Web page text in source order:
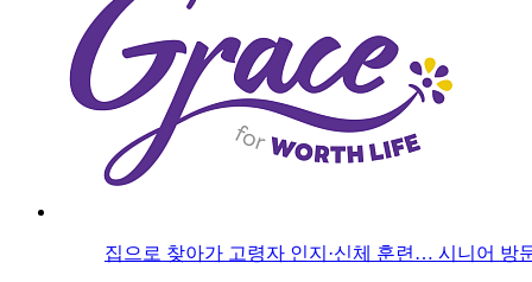
집으로 찾아가 고령자 인지·신체 훈련… 시니어 방